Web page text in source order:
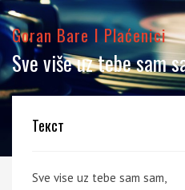
Goran Bare I Plaćenici
Sve više uz tebe sam
Текст
Sve vise uz tebe sam sam,